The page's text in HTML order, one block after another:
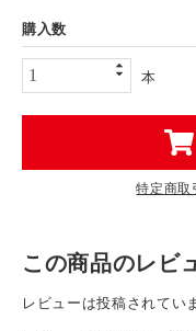
購入数
本
特定商取
この商品のレビ
レビューは投稿されてい